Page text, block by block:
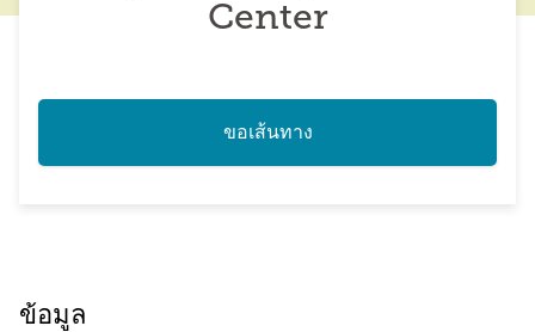
Center
ขอเส้นทาง
ข้อมูล